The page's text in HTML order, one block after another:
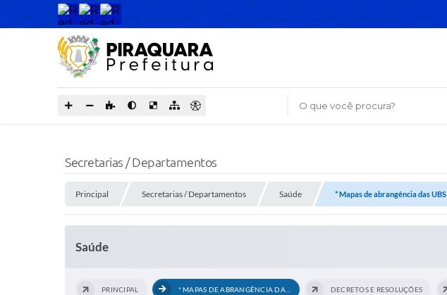
O que você procura?
Secretarias / Departamentos
Principal Secretarias / Departamentos Saúde * Mapas de abrangência das UBS
Saúde
PRINCIPAL * MAPAS DE ABRANGÊNCIA DAS UBS DECRETOS E RESOLUÇÕES